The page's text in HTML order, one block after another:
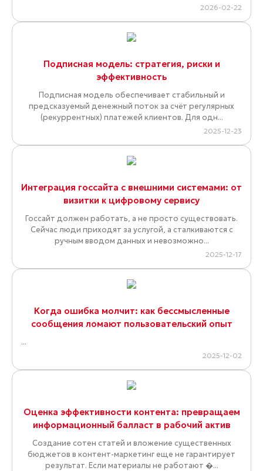
2026-02-22
Подписная модель: стратегия, риски и
эффективность
Подписная модель обеспечивает стабильный и
предсказуемый денежный поток за счёт регулярных
(рекуррентных) платежей клиентов. Для одн...
2025-12-23
Интеграция госсайта с внешними системами: от
визитки к цифровому сервису
Госсайт должен работать, а не просто существовать.
Сейчас люди приходят за услугой, а сталкиваются с
ручным вводом данных и невозможно...
2025-12-17
Когда ошибка молчит: как бессмысленные
сообщения ломают пользовательский опыт
...
2025-12-02
Оценка эффективности контента: превращаем
информационный балласт в рабочий актив
Создание сотен статей и вложение существенных
бюджетов в контент-маркетинг еще не гарантирует
результат. Если материалы не работают �...